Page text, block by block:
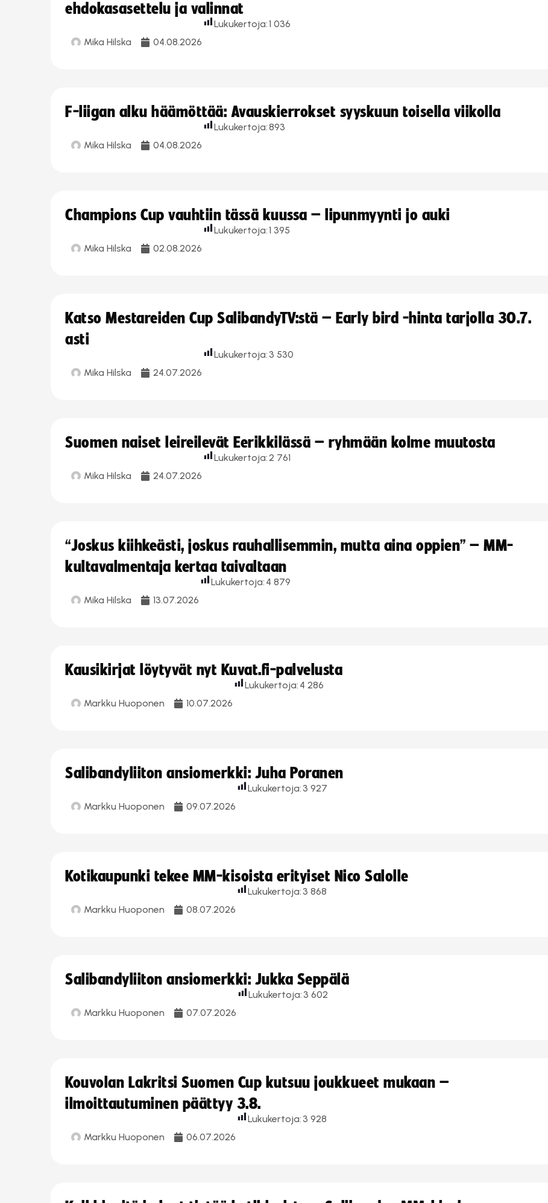
ehdokasasettelu ja valinnat
Mika Hilska 04.08.2026
Lukukertoja:1 036
F-liigan alku häämöttää: Avauskierrokset syyskuun toisella viikolla
Mika Hilska 04.08.2026
Lukukertoja:893
Champions Cup vauhtiin tässä kuussa – lipunmyynti jo auki
Mika Hilska 02.08.2026
Lukukertoja:1 395
Katso Mestareiden Cup SalibandyTV:stä – Early bird -hinta tarjolla 30.7.
asti
Mika Hilska 24.07.2026
Lukukertoja: 3 530
Suomen naiset leireilevät Eerikkilässä – ryhmään kolme muutosta
Mika Hilska 24.07.2026
Lukukertoja:2 761
“Joskus kiihkeästi, joskus rauhallisemmin, mutta aina oppien” – MM-
kultavalmentaja kertaa taivaltaan
Mika Hilska 13.07.2026
Lukukertoja: 4 879
Kausikirjat löytyvät nyt Kuvat.fi-palvelusta
Markku Huoponen 10.07.2026
Lukukertoja: 4 286
Salibandyliiton ansiomerkki: Juha Poranen
Markku Huoponen 09.07.2026
Lukukertoja: 3 927
Kotikaupunki tekee MM-kisoista erityiset Nico Salolle
Markku Huoponen 08.07.2026
Lukukertoja: 3 868
Salibandyliiton ansiomerkki: Jukka Seppälä
Markku Huoponen 07.07.2026
Lukukertoja: 3 602
Kouvolan Lakritsi Suomen Cup kutsuu joukkueet mukaan –
ilmoittautuminen päättyy 3.8.
Markku Huoponen 06.07.2026
Lukukertoja: 3 928